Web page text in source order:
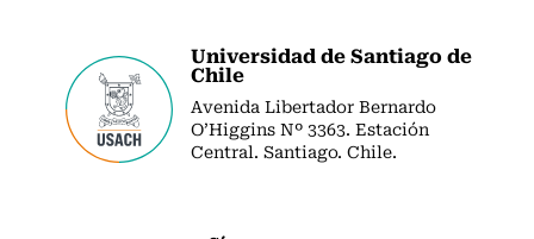
Universidad de Santiago de
Chile
Avenida Libertador Bernardo
O’Higgins Nº 3363. Estación
Central. Santiago. Chile.